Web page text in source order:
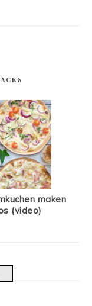
maken
(video)